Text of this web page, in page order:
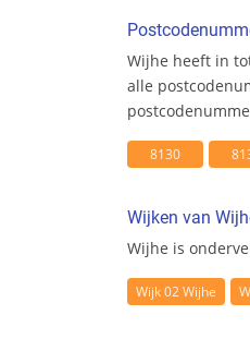
Wijhe heeft in
alle
8130
Wijken van
Wijhe is
Wijk 02 Wijhe